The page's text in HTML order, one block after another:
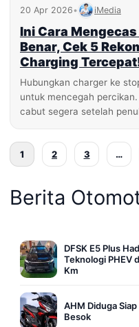
20 Apr 2026• iMedia
Ini Cara
Benar, Cek 5
Charging
Hubungkan charger ke
untuk mencegah
cabut segera setelah
1 2 3 …
Berita
DFSK E5 Plus
Teknologi PHEV
Km
AHM Diduga
Besok